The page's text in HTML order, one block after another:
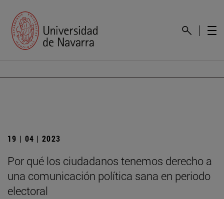
19 | 04 | 2023
Por qué los ciudadanos tenemos derecho a
una comunicación política sana en periodo
electoral